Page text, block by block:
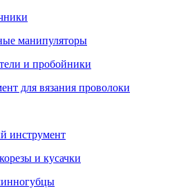
манипуляторы
и пробойники
для вязания проволоки
инструмент
и кусачки